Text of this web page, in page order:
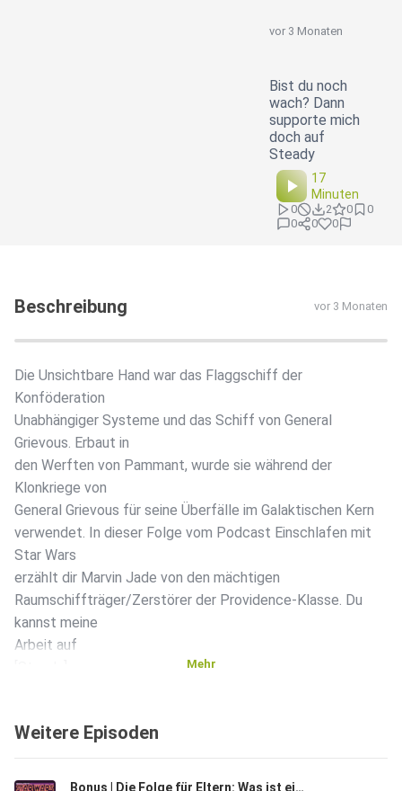
vor 3 Monaten
Bist du noch
wach? Dann
supporte mich
doch auf
Steady
17
Minuten
0 2 0
0
0
0 0
Beschreibung vor 3 Monaten
Die Unsichtbare Hand war das Flaggschiff der
Konföderation
Unabhängiger Systeme und das Schiff von General
Grievous. Erbaut in
den Werften von Pammant, wurde sie während der
Klonkriege von
General Grievous für seine Überfälle im Galaktischen Kern
verwendet. In dieser Folge vom Podcast Einschlafen mit
Star Wars
erzählt dir Marvin Jade von den mächtigen
Raumschiffträger/Zerstörer der Providence-Klasse. Du
kannst meine
Arbeit auf
Folgen. Ich
coole
Mehr
Weitere Episoden
Bonus | Die Folge für Eltern: Was ist eigentlich Star Wars? | Einschlafen mit Star Wars